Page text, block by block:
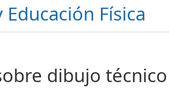
Física
dibujo